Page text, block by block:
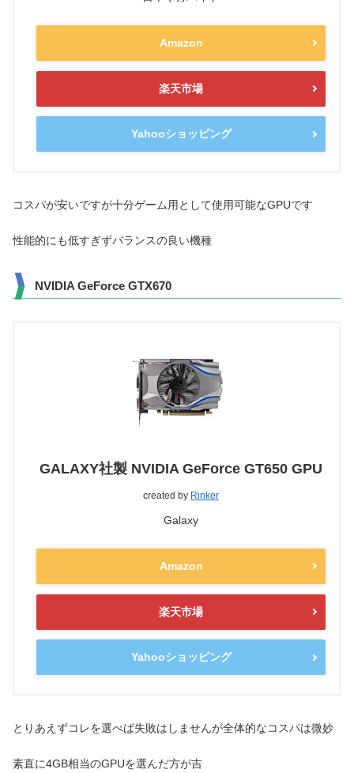
Amazon
楽天市場
Yahooショッピング
コスパが安いですが十分ゲーム用として使用可能なGPUです
性能的にも低すぎずバランスの良い機種
NVIDIA GeForce GTX670
GALAXY社製 NVIDIA GeForce GT650 GPU
created by Rinker
Galaxy
Amazon
楽天市場
Yahooショッピング
とりあえずコレを選べば失敗はしませんが全体的なコスパは微妙
素直に4GB相当のGPUを選んだ方が吉